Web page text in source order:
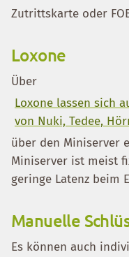
Zutrittskarte oder
Loxone
Über
Loxone lassen sich
von Nuki, Tedee,
über den Miniserver
Miniserver ist meist
geringe Latenz beim
Manuelle
Es können auch